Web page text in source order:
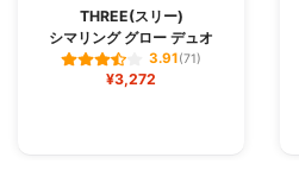
THREE(スリー)
シマリング グロー デュオ
3.91(71)
¥3,272